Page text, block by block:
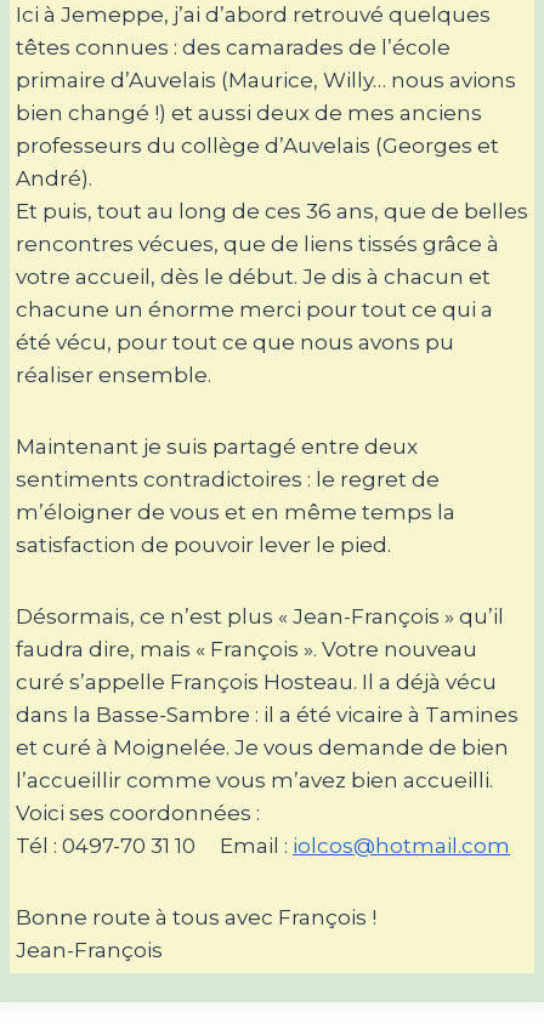
Ici à Jemeppe, j’ai d’abord retrouvé quelques
têtes connues : des camarades de l’école
primaire d’Auvelais (Maurice, Willy… nous avions
bien changé !) et aussi deux de mes anciens
professeurs du collège d’Auvelais (Georges et
André).
Et puis, tout au long de ces 36 ans, que de belles
rencontres vécues, que de liens tissés grâce à
votre accueil, dès le début. Je dis à chacun et
chacune un énorme merci pour tout ce qui a
été vécu, pour tout ce que nous avons pu
réaliser ensemble.
Maintenant je suis partagé entre deux
sentiments contradictoires : le regret de
m’éloigner de vous et en même temps la
satisfaction de pouvoir lever le pied.
Désormais, ce n’est plus « Jean-François » qu’il
faudra dire, mais « François ». Votre nouveau
curé s’appelle François Hosteau. Il a déjà vécu
dans la Basse-Sambre : il a été vicaire à Tamines
et curé à Moignelée. Je vous demande de bien
l’accueillir comme vous m’avez bien accueilli.
Voici ses coordonnées :
Tél : 0497-70 31 10 Email : iolcos@hotmail.com
Bonne route à tous avec François !
Jean-François